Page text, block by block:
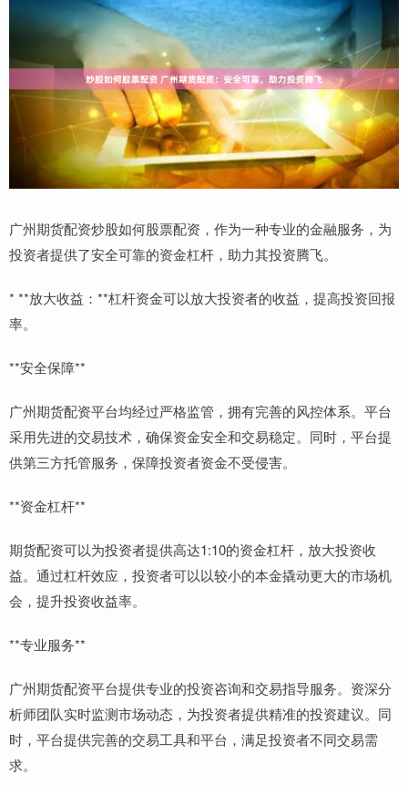
广州期货配资炒股如何股票配资，作为一种专业的金融服务，为
投资者提供了安全可靠的资金杠杆，助力其投资腾飞。
* **放大收益：**杠杆资金可以放大投资者的收益，提高投资回报
率。
**安全保障**
广州期货配资平台均经过严格监管，拥有完善的风控体系。平台
采用先进的交易技术，确保资金安全和交易稳定。同时，平台提
供第三方托管服务，保障投资者资金不受侵害。
**资金杠杆**
期货配资可以为投资者提供高达1:10的资金杠杆，放大投资收
益。通过杠杆效应，投资者可以以较小的本金撬动更大的市场机
会，提升投资收益率。
**专业服务**
广州期货配资平台提供专业的投资咨询和交易指导服务。资深分
析师团队实时监测市场动态，为投资者提供精准的投资建议。同
时，平台提供完善的交易工具和平台，满足投资者不同交易需
求。